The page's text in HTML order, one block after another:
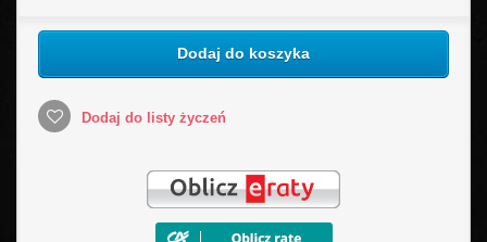
Dodaj do koszyka
Dodaj do listy życzeń